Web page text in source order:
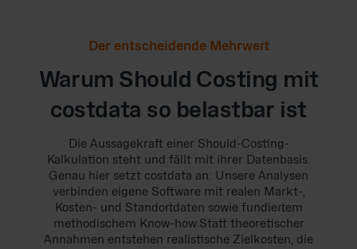
Der entscheidende Mehrwert
Warum Should Costing mit
costdata so belastbar ist
Die Aussagekraft einer Should-Costing-
Kalkulation steht und fällt mit ihrer Datenbasis.
Genau hier setzt costdata an: Unsere Analysen
verbinden eigene Software mit realen Markt-,
Kosten- und Standortdaten sowie fundiertem
methodischem Know-how.Statt theoretischer
Annahmen entstehen realistische Zielkosten, die